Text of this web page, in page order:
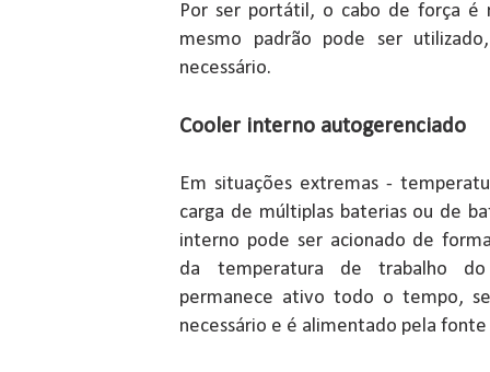
Por ser portátil, o cabo de força é
mesmo padrão pode ser
necessário.
Cooler interno autogerenciado
Em situações extremas -
carga de múltiplas baterias ou de
interno pode ser acionado de
da temperatura de trabalho
permanece ativo todo o tempo,
necessário e é alimentado pela fonte